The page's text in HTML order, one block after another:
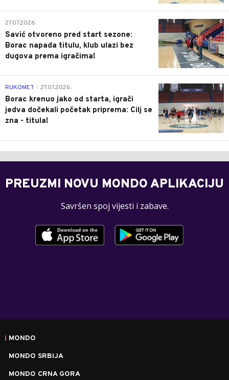
0
27.07.2026.
Savić otvoreno pred start sezone:
Borac napada titulu, klub ulazi bez
dugova prema igračima!
0
RUKOMET 27.07.2026.
Borac krenuo jako od starta, igrači
jedva dočekali početak priprema: Cilj se
zna - titula!
PREUZMI NOVU MONDO APLIKACIJU
Savršen spoj vijesti i zabave.
MONDO
MONDO SRBIJA
MONDO CRNA GORA